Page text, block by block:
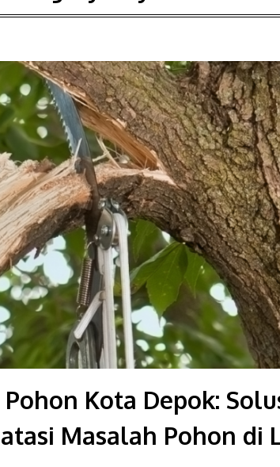
Pohon Kota Depok:
Masalah Pohon di